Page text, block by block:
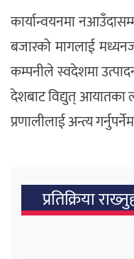
कार्यान्वयनमा
बजारको मागलाई
कम्पनीले स्वदेशमा
देशबाट विद्युत् आयातका
प्रणालीलाई अन्त्य
प्रतिक्रिया